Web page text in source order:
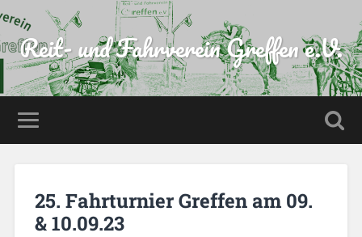
Reit- und Fahrverein Greffen e.V.
25. Fahrturnier Greffen am 09.
& 10.09.23